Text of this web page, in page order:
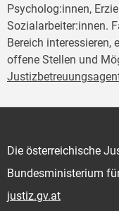
Psycholog:innen,
Sozialarbeiter:innen.
Bereich interessieren,
offene Stellen und
Die österreichische
Bundesministerium
justiz.gv.at